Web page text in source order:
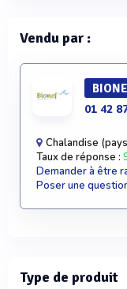
Vendu par :
01 42
Chalandise
Taux de réponse :
Demander à être
Poser une
Type de produit